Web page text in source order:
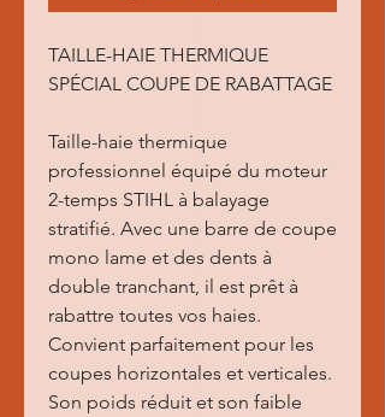
TAILLE-HAIE THERMIQUE
SPÉCIAL COUPE DE RABATTAGE
Taille-haie thermique
professionnel équipé du moteur
2-temps STIHL à balayage
stratifié. Avec une barre de coupe
mono lame et des dents à
double tranchant, il est prêt à
rabattre toutes vos haies.
Convient parfaitement pour les
coupes horizontales et verticales.
Son poids réduit et son faible